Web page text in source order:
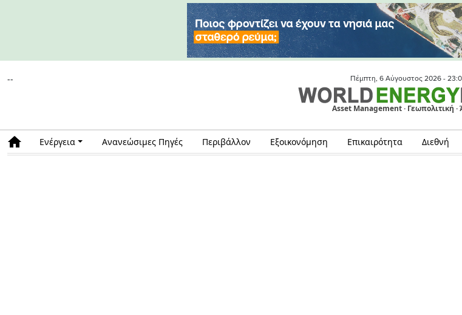
-- Πέμπτη, 6 Αύγουστος 2026 -
Asset Management · Γεωπολιτική
Ενέργεια Ανανεώσιμες Πηγές Περιβάλλον Εξοικονόμηση Επικαιρότητα Διεθνή